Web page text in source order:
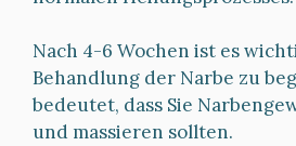
Nach 4-6 Wochen ist es
Behandlung der Narbe zu
bedeutet, dass Sie
und massieren sollten.